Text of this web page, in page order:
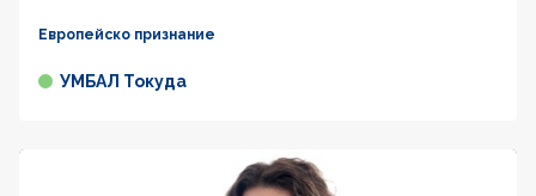
Европейско признание
УМБАЛ Токуда